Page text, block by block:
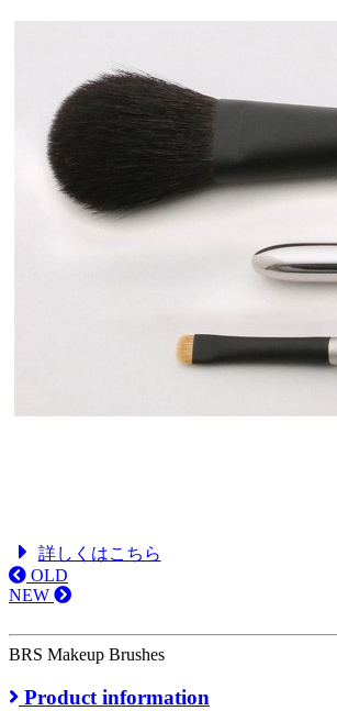
詳しくはこちら
OLD
NEW
BRS Makeup Brushes
Product information